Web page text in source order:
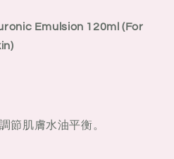
Emulsion 120ml (For
節肌膚水油平衡。